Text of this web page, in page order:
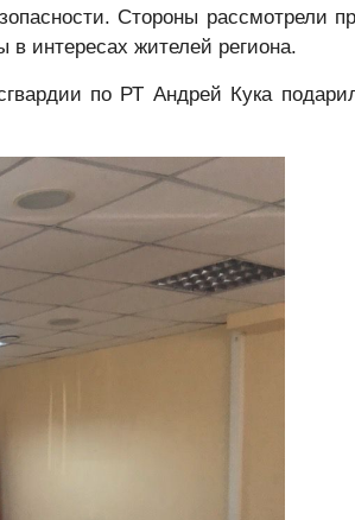
Стороны рассмотрели
интересах жителей региона.
по РТ Андрей Кука